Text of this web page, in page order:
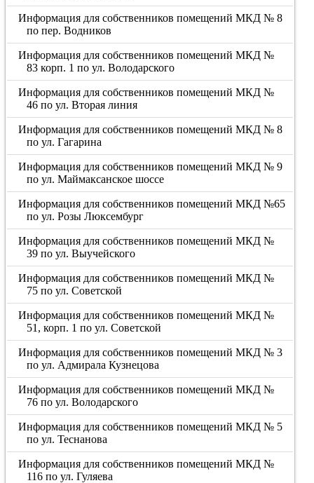
Информация для собственников помещений МКД № 8
по пер. Водников
Информация для собственников помещений МКД №
83 корп. 1 по ул. Володарского
Информация для собственников помещений МКД №
46 по ул. Вторая линия
Информация для собственников помещений МКД № 8
по ул. Гагарина
Информация для собственников помещений МКД № 9
по ул. Маймаксанское шоссе
Информация для собственников помещений МКД №65
по ул. Розы Люксембург
Информация для собственников помещений МКД №
39 по ул. Выучейского
Информация для собственников помещений МКД №
75 по ул. Советской
Информация для собственников помещений МКД №
51, корп. 1 по ул. Советской
Информация для собственников помещений МКД № 3
по ул. Адмирала Кузнецова
Информация для собственников помещений МКД №
76 по ул. Володарского
Информация для собственников помещений МКД № 5
по ул. Теснанова
Информация для собственников помещений МКД №
116 по ул. Гуляева